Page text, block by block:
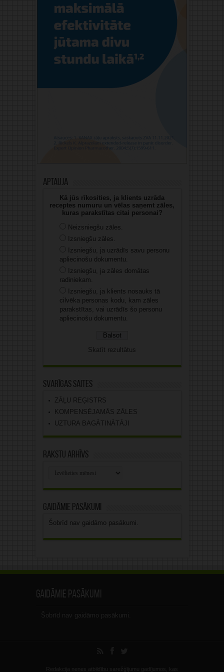
Aptauja
Kā jūs rīkosities, ja klients uzrāda
receptes numuru un vēlas saņemt zāles,
kuras parakstītas citai personai?
Neizsniegšu zāles.
Izsniegšu zāles.
Izsniegšu, ja uzrādīs savu personu
apliecinošu dokumentu.
Izsniegšu, ja zāles domātas
radiniekam.
Izsniegšu, ja klients nosauks tā
cilvēka personas kodu, kam zāles
parakstītas, vai uzrādīs šo personu
apliecinošu dokumentu.
Skatīt rezultātus
Svarīgas saites
ZĀĻU REĢISTRS
KOMPENSĒJAMĀS ZĀLES
UZTURA BAGĀTINĀTĀJI
Rakstu arhīvs
Gaidāmie pasākumi
Šobrīd nav gaidāmo pasākumi.
Gaidāmie pasākumi
Šobrīd nav gaidāmo pasākumi.
Redakcija nenes atbildību sarežģījumu gadījumos, kas